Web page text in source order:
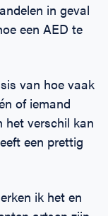
in geval
een AED te
van hoe vaak
of iemand
het verschil kan
een prettig
ik het en